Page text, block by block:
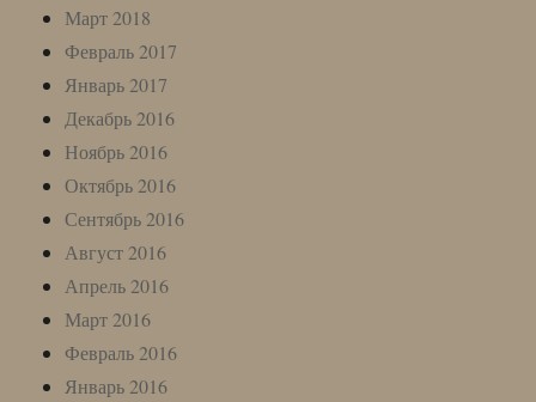
Март 2018
Февраль 2017
Январь 2017
Декабрь 2016
Ноябрь 2016
Октябрь 2016
Сентябрь 2016
Август 2016
Апрель 2016
Март 2016
Февраль 2016
Январь 2016